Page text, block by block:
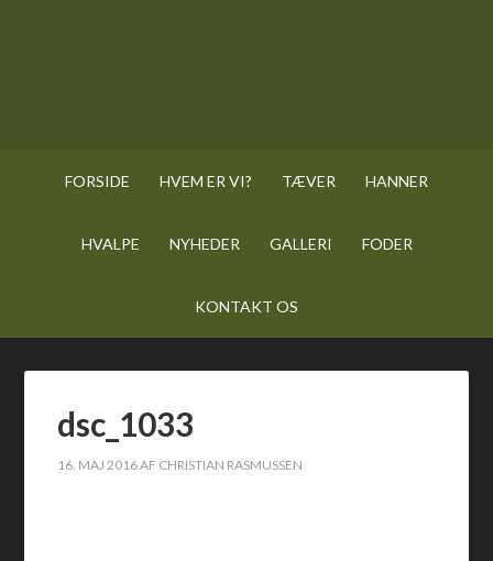
FORSIDE HVEM ER VI? TÆVER HANNER
HVALPE NYHEDER GALLERI FODER
KONTAKT OS
dsc_1033
16. MAJ 2016AF CHRISTIAN RASMUSSEN